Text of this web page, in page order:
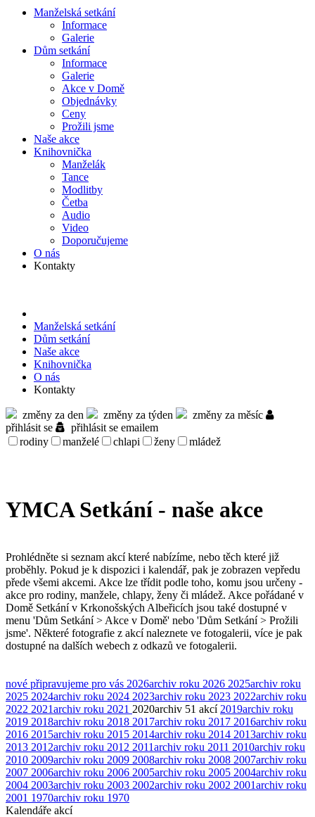
Manželská setkání
Informace
Galerie
Dům setkání
Informace
Galerie
Akce v Domě
Objed­návky
Ceny
Prožili jsme
Naše akce
Knihov­nička
Manželák
Tance
Modlitby
Četba
Audio
Video
Doporu­čujeme
O nás
Kontakty
Manželská setkání
Dům setkání
Naše akce
Knihov­nička
O nás
Kontakty
změny za den změny za týden
změny za měsíc
přihlásit se
přihlásit se emailem
rodiny
manželé chlapi ženy mládež
YMCA Setkání - naše akce
Prohlédněte si seznam akcí které nabízíme, nebo těch které již
proběhly. Pokud je k dispozici i kalendář, pak je zobrazen vepředu
přede všemi akcemi. Akce lze třídit podle toho, komu jsou určeny -
akce pro rodiny, manžele, chlapy, ženy či mládež. Akce pořádané v
Domě Setkání v Krkonošských Albeřicích jsou také dostupné v
menu 'Dům Setkání > Akce v Domě' nebo 'Dům Setkání > Prožili
jsme'. Některé fotografie z akcí naleznete ve fotogalerii, více je pak
dostupné na dalších webech z odkazů ve fotogalerii.
nové připravujeme pro vás 2026archiv roku 2026 2025archiv roku
2025 2024archiv roku 2024 2023archiv roku 2023 2022archiv roku
2022 2021archiv roku 2021 2020archiv 51 akcí 2019archiv roku
2019 2018archiv roku 2018 2017archiv roku 2017 2016archiv roku
2016 2015archiv roku 2015 2014archiv roku 2014 2013archiv roku
2013 2012archiv roku 2012 2011archiv roku 2011 2010archiv roku
2010 2009archiv roku 2009 2008archiv roku 2008 2007archiv roku
2007 2006archiv roku 2006 2005archiv roku 2005 2004archiv roku
2004 2003archiv roku 2003 2002archiv roku 2002 2001archiv roku
2001 1970archiv roku 1970
Kalendáře akcí